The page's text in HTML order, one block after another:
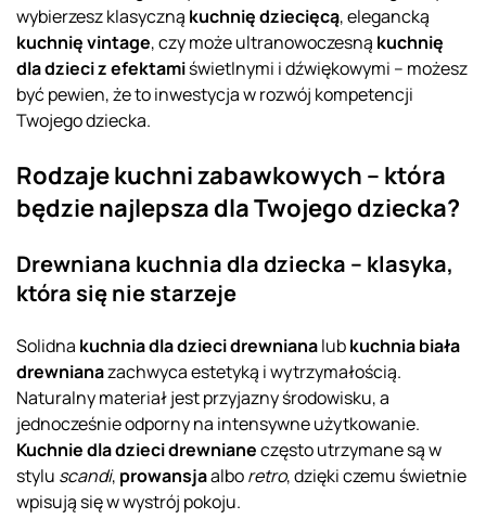
wybierzesz klasyczną kuchnię dziecięcą, elegancką
kuchnię vintage, czy może ultranowoczesną kuchnię
dla dzieci z efektamiświetlnymi i dźwiękowymi – możesz
być pewien, że to inwestycja w rozwój kompetencji
Twojego dziecka.
Rodzaje kuchni zabawkowych – która
będzie najlepsza dla Twojego dziecka?
Drewniana kuchnia dla dziecka – klasyka,
która się nie starzeje
Solidna kuchnia dla dzieci drewnianalubkuchnia biała
drewnianazachwyca estetyką i wytrzymałością.
Naturalny materiał jest przyjazny środowisku, a
jednocześnie odporny na intensywne użytkowanie.
Kuchnie dla dzieci drewnianeczęsto utrzymane są w
stylu scandi, prowansjaalboretro, dzięki czemu świetnie
wpisują się w wystrój pokoju.